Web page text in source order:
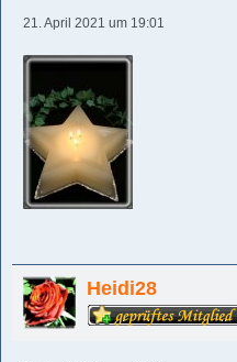
21. April 2021 um 19:01
Heidi28